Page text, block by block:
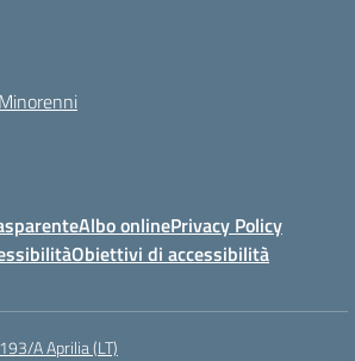
Albo onlinePrivacy Policy
Obiettivi di accessibilità
A Aprilia (LT)